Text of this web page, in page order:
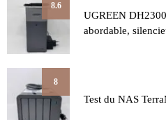
8.6
UGREEN
abordable,
8
Test du NAS